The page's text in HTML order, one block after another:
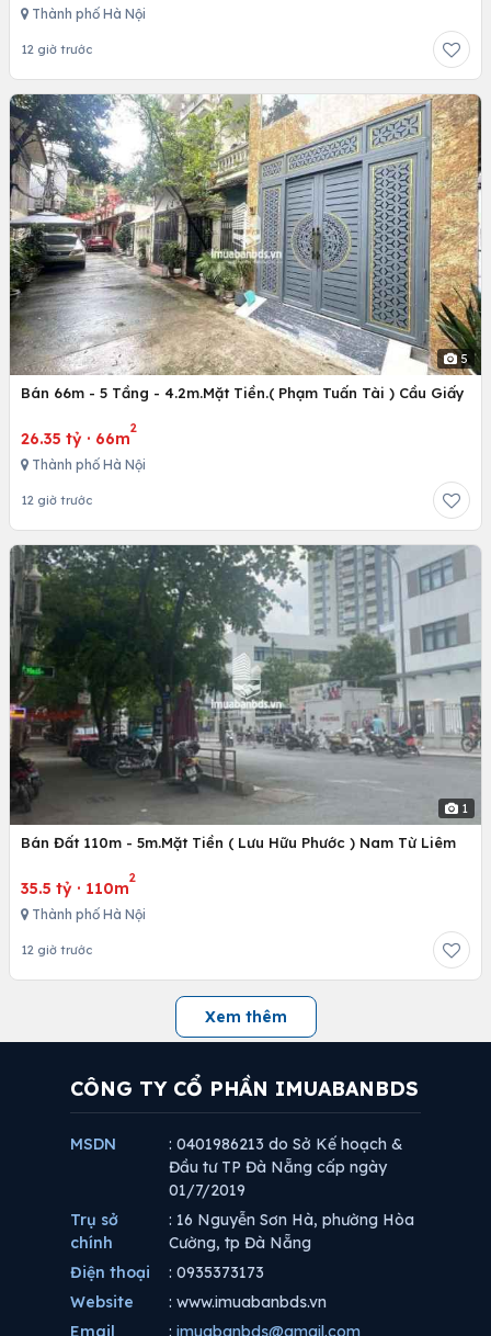
Thành phố Hà Nội
12 giờ trước
5
Bán 66m - 5 Tầng - 4.2m.Mặt Tiền.( Phạm Tuấn Tài ) Cầu Giấy
26.35 tỷ · 66m
2
Thành phố Hà Nội
12 giờ trước
1
Bán Đất 110m - 5m.Mặt Tiền ( Lưu Hữu Phước ) Nam Từ Liêm
35.5 tỷ · 110m
2
Thành phố Hà Nội
12 giờ trước
Xem thêm
CÔNG TY CỔ PHẦN IMUABANBDS
MSDN
: 0401986213 do Sở Kế hoạch &
Đầu tư TP Đà Nẵng cấp ngày
01/7/2019
Trụ sở
chính
: 16 Nguyễn Sơn Hà, phường Hòa
Cường, tp Đà Nẵng
Điện thoại
: 0935373173
Website
: www.imuabanbds.vn
Email
: imuabanbds@gmail.com